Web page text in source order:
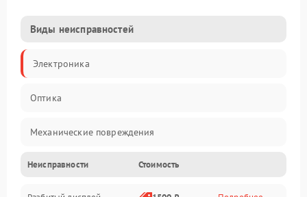
Виды неисправностей
Электроника
Оптика
Механические повреждения
Видео
Неисправности Стоимость